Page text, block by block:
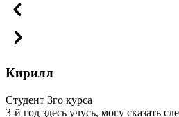
Кирилл
Студент 3го курса
3-й год здесь учусь, могу сказать